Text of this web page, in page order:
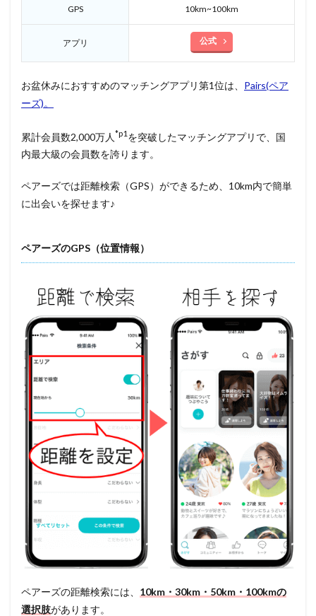
GPS 10km~100km
アプリ 公式
お盆休みにおすすめのマッチングアプリ第1位は、 Pairs(ペア
ーズ)。
累計会員数2,000万人 *p1 を突破したマッチングアプリで、国
内最大級の会員数を誇ります。
ペアーズでは距離検索（GPS）ができるため、10km内で簡単
に出会いを探せます♪
ペアーズのGPS（位置情報）
ペアーズの距離検索には、 10km・30km・50km・100kmの
選択肢があります。